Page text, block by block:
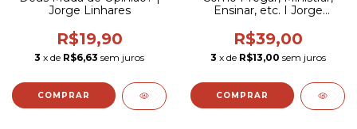
Jorge Linhares
R$19,90
3 x de R$6,63 sem juros
Ensinar, etc. I Jorge
R$39,00
3 x de R$13,00 sem juros